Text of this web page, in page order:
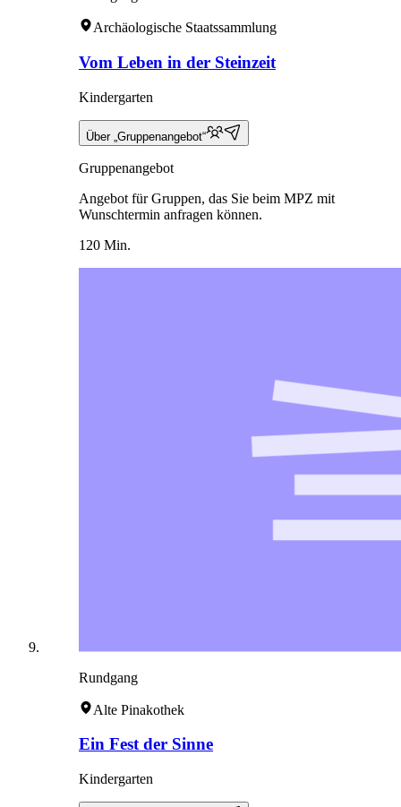
Archäologische Staatssammlung
Vom Leben in der Steinzeit
Kindergarten
Über „Gruppenangebot“
Gruppenangebot
Angebot für Gruppen, das Sie beim MPZ mit
Wunschtermin anfragen können.
120 Min.
Rundgang
Alte Pinakothek
Ein Fest der Sinne
Kindergarten